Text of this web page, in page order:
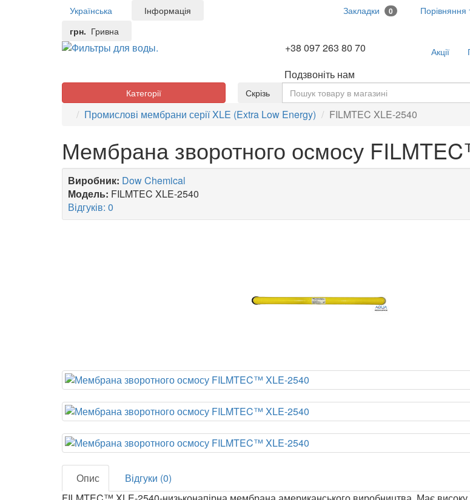
Українська
грн. Гривна
Інформація Закладки 0 Порівняння
+38 097 263 80 70
Подзвоніть нам
Акції
Скрізь
Категорії
Промислові мембрани серії XLE (Extra Low Energy) FILMTEC XLE-2540
Мембрана зворотного осмосу
Виробник: Dow Chemical
Модель: FILMTEC XLE-2540
Відгуків: 0
Опис
Відгуки (0)